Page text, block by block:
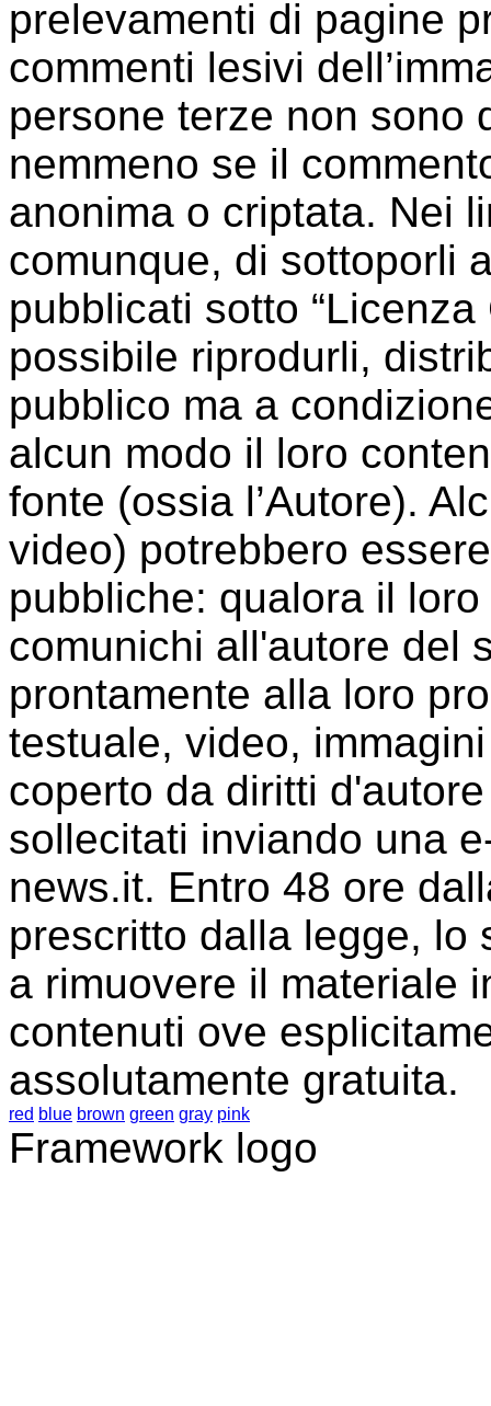
prelevamenti di pagine
commenti lesivi
persone terze non sono
nemmeno se il
anonima o criptata. Nei
comunque, di sottoporli
pubblicati sotto
possibile riprodurli,
pubblico ma a
alcun modo il loro
fonte (ossia l’Autore).
video) potrebbero
pubbliche: qualora il
comunichi all'autore del
prontamente alla loro
testuale, video,
coperto da diritti
sollecitati inviando una
news.it. Entro 48 ore
prescritto dalla legge, lo
a rimuovere il materiale
contenuti ove
assolutamente gratuita.
red blue brown green gray pink
Framework logo